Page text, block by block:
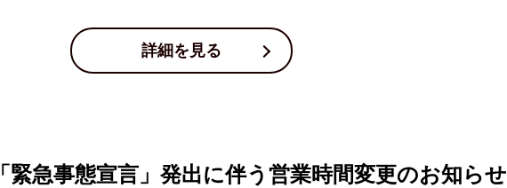
詳細を見る
急事態宣言」発出に伴う営業時間変更のお知らせ